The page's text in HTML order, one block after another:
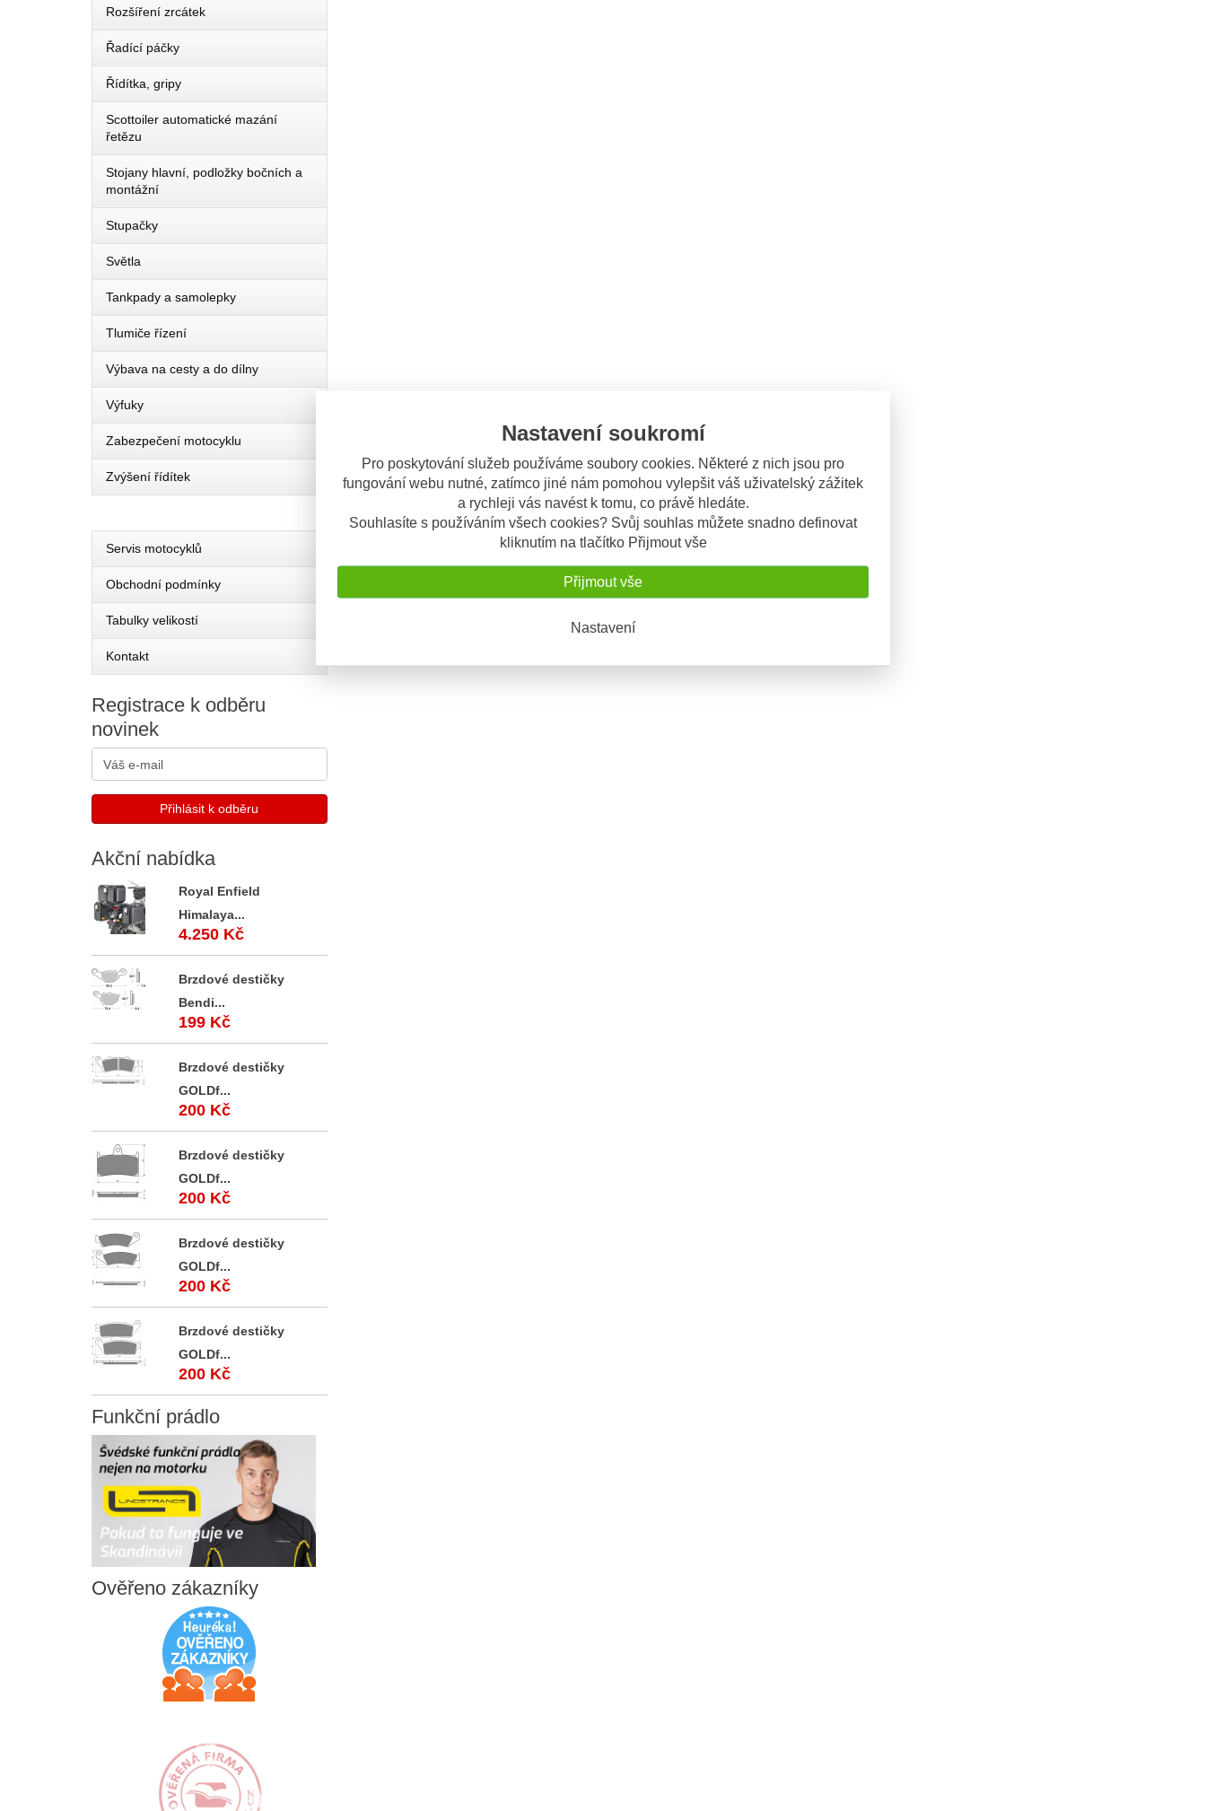
Nastavení soukromí
Pro poskytování služeb používáme soubory cookies. Některé z nich jsou pro
fungování webu nutné, zatímco jiné nám pomohou vylepšit váš uživatelský zážitek
a rychleji vás navést k tomu, co právě hledáte.
Souhlasíte s používáním všech cookies? Svůj souhlas můžete snadno definovat
kliknutím na tlačítko Přijmout vše
Přijmout vše
Nastavení
Rozšíření zrcátek
Řadící páčky
Řídítka, gripy
Scottoiler automatické mazání
řetězu
Stojany hlavní, podložky bočních a
montážní
Stupačky
Světla
Tankpady a samolepky
Tlumiče řízení
Výbava na cesty a do dílny
Výfuky
Zabezpečení motocyklu
Zvýšení řídítek
Servis motocyklů
Obchodní podmínky
Tabulky velikostí
Kontakt
Registrace k odběru
novinek
Akční nabídka
Royal Enfield
Himalaya...
4.250 Kč
Brzdové destičky
Bendi...
199 Kč
Brzdové destičky
GOLDf...
200 Kč
Brzdové destičky
GOLDf...
200 Kč
Brzdové destičky
GOLDf...
200 Kč
Brzdové destičky
GOLDf...
200 Kč
Funkční prádlo
Ověřeno zákazníky